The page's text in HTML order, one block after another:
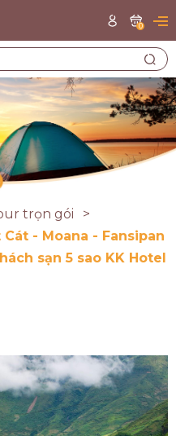
0
trọn gói
Cát - Moana - Fansipan
sạn 5 sao KK Hotel